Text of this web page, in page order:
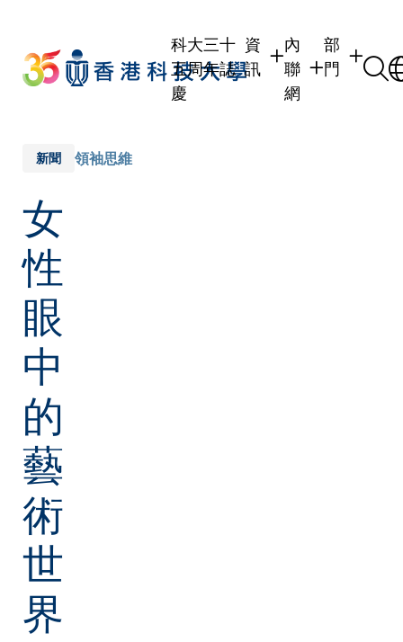
main
content
科大三十
五周年誌
慶
資
訊
內
聯
網
部
門
新聞 領袖思維
女
性
眼
中
的
藝
術
世
界